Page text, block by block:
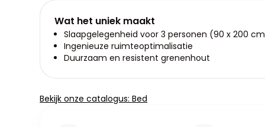
Wat het uniek maakt
Slaapgelegenheid voor 3 personen (90 x 200
Ingenieuze ruimteoptimalisatie
Duurzaam en resistent grenenhout
Bekijk onze catalogus: Bed